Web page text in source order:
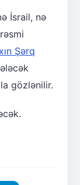
İsrail, nə
Şərq
gözlənilir.